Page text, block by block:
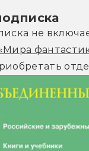
не